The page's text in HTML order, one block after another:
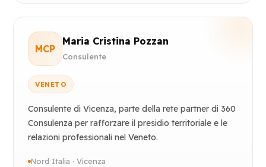
MCP
Maria Cristina Pozzan
Consulente
VENETO
Consulente di Vicenza, parte della rete partner di 360
Consulenza per rafforzare il presidio territoriale e le
relazioni professionali nel Veneto.
Nord Italia · Vicenza